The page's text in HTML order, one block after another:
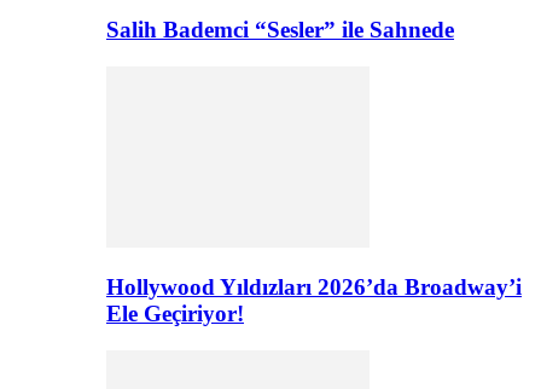
Salih Bademci “Sesler” ile Sahnede
Hollywood Yıldızları 2026’da Broadway’i
Ele Geçiriyor!